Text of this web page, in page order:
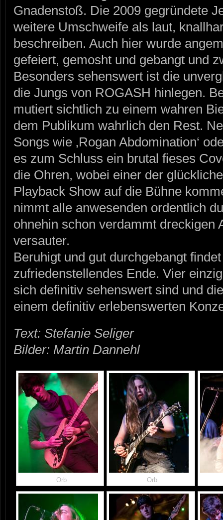
Gnadenstoß. Die 2009 gegründete
weitere Umschweife als laut,
beschreiben. Auch hier wurde
gefeiert, gemosht und gebangt und
Besonders sehenswert ist die
die Jungs von ROGASH hinlegen.
mutiert sichtlich zu einem wahren
dem Publikum wahrlich den Rest.
Songs wie ‚Rogan Abdomination‘
es zum Schluss ein brutal fieses
die Ohren, wobei einer der
Playback Show auf die Bühne
nimmt alle anwesenden ordentlich
ohnehin schon verdammt dreckigen
versauter.
Beruhigt und gut durchgebangt
zufriedenstellendes Ende. Vier
sich definitiv sehenswert sind und
einem definitiv erlebenswerten
Text: Stefanie Seliger
Bilder: Martin Dannehl
Orb Orb